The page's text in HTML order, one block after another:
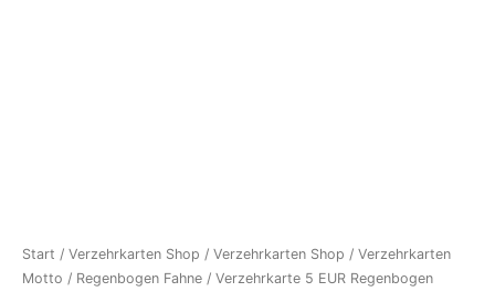
Start / Verzehrkarten Shop / Verzehrkarten Shop / Verzehrkarten
Motto / Regenbogen Fahne / Verzehrkarte 5 EUR Regenbogen